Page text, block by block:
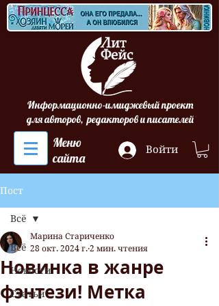
Информационно-имиджевый проект
для авторов, редакторов и писателей
Меню
сайта
Войти
Пост
Всё
Новости
Статьи
Всё
Новинка в жанре
фэнтези! Метка
Марина Стариченко
28 окт. 2024 г. 2 мин. чтения